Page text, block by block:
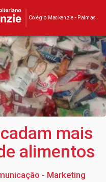
Colégio Mackenzie - Palmas
mais
alimentos
- Marketing